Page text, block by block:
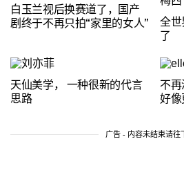
白玉兰视后换赛道了，国产
剧终于不再只拍“家里的女人”
全世
了
天仙美学， 一种很新的代言
思路
不再
好像
广告 - 内容未结束请往